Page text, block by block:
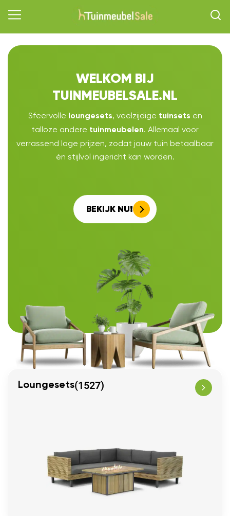
WELKOM BIJ
TUINMEUBELSALE.NL
Sfeervolle loungesets, veelzijdige tuinsets en
talloze andere tuinmeubelen. Allemaal voor
verrassend lage prijzen, zodat jouw tuin betaalbaar
én stijlvol ingericht kan worden.
BEKIJK NU!
Loungesets(1527)